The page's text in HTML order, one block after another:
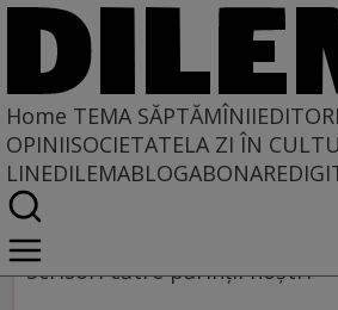
Home TEMA SĂPTĂMÎNII
OPINIISOCIETATELA ZI ÎN
LINEDILEMABLOGABONARE
Home
Tema săptămînii
Scrisori către părinţii noştri